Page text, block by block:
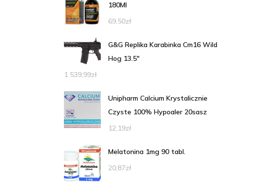
180Ml
69,50zł
G&G Replika Karabinka Cm16 Wild
Hog 13.5"
1 539,99zł
Unipharm Calcium Krystalicznie
Czyste 100% Hypoaler 20sasz
12,19zł
Melatonina 1mg 90 tabl.
20,87zł